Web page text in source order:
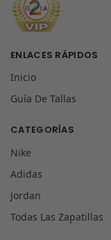
ENLACES RÁPIDOS
Inicio
Guía De Tallas
CATEGORÍAS
Nike
Adidas
Jordan
Todas Las Zapatillas